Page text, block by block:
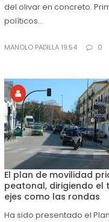
del olivar en concreto.
políticos...
MANOLO PADILLA 19:54 0
El plan de movilidad
peatonal, dirigiendo el
ejes como las rondas
Ha sido presentado el